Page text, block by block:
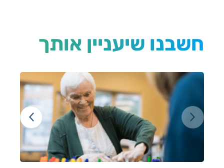
חשבנו שיעניין אותך